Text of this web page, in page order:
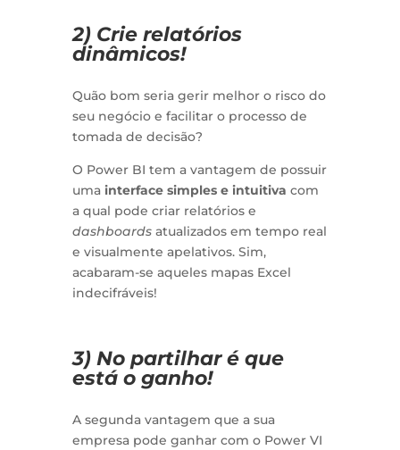
2) Crie relatórios
dinâmicos!
Quão bom seria gerir melhor o risco do
seu negócio e facilitar o processo de
tomada de decisão?
O Power BI tem a vantagem de possuir
uma interface simples e intuitiva com
a qual pode criar relatórios e
dashboardsatualizados em tempo real
e visualmente apelativos. Sim,
acabaram-se aqueles mapas Excel
indecifráveis!
3) No partilhar é que
está o ganho!
A segunda vantagem que a sua
empresa pode ganhar com o Power VI